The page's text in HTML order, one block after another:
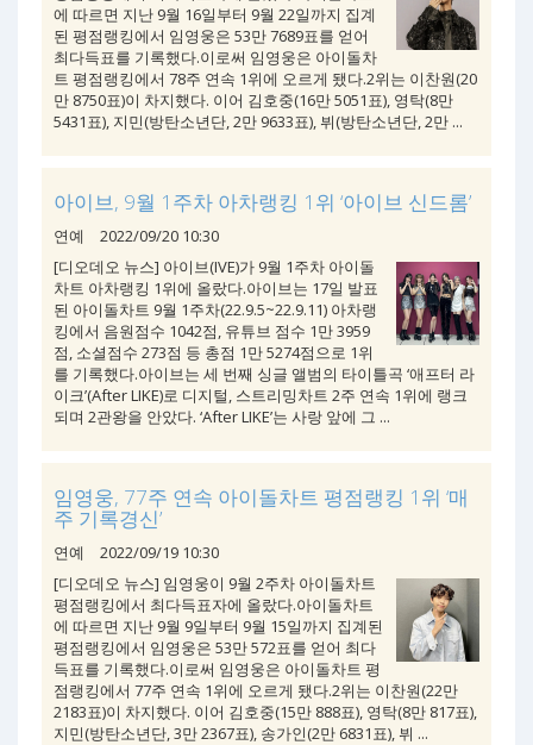
에 따르면 지난 9월 16일부터 9월 22일까지 집계
된 평점랭킹에서 임영웅은 53만 7689표를 얻어
최다득표를 기록했다.이로써 임영웅은 아이돌차
트 평점랭킹에서 78주 연속 1위에 오르게 됐다.2위는 이찬원(20
만 8750표)이 차지했다. 이어 김호중(16만 5051표), 영탁(8만
5431표), 지민(방탄소년단, 2만 9633표), 뷔(방탄소년단, 2만 ...
아이브, 9월 1주차 아차랭킹 1위 ‘아이브 신드롬’
연예
2022/09/20 10:30
[디오데오 뉴스] 아이브(IVE)가 9월 1주차 아이돌
차트 아차랭킹 1위에 올랐다.아이브는 17일 발표
된 아이돌차트 9월 1주차(22.9.5~22.9.11) 아차랭
킹에서 음원점수 1042점, 유튜브 점수 1만 3959
점, 소셜점수 273점 등 총점 1만 5274점으로 1위
를 기록했다.아이브는 세 번째 싱글 앨범의 타이틀곡 ‘애프터 라
이크’(After LIKE)로 디지털, 스트리밍차트 2주 연속 1위에 랭크
되며 2관왕을 안았다. ‘After LIKE’는 사랑 앞에 그 ...
임영웅, 77주 연속 아이돌차트 평점랭킹 1위 ‘매
주 기록경신’
연예
2022/09/19 10:30
[디오데오 뉴스] 임영웅이 9월 2주차 아이돌차트
평점랭킹에서 최다득표자에 올랐다.아이돌차트
에 따르면 지난 9월 9일부터 9월 15일까지 집계된
평점랭킹에서 임영웅은 53만 572표를 얻어 최다
득표를 기록했다.이로써 임영웅은 아이돌차트 평
점랭킹에서 77주 연속 1위에 오르게 됐다.2위는 이찬원(22만
2183표)이 차지했다. 이어 김호중(15만 888표), 영탁(8만 817표),
지민(방탄소년단, 3만 2367표), 송가인(2만 6831표), 뷔 ...